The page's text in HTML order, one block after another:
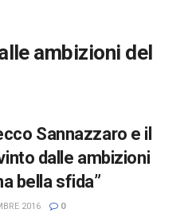
ambizioni del
Sannazzaro e il
dalle ambizioni
bella sfida”
2016 0